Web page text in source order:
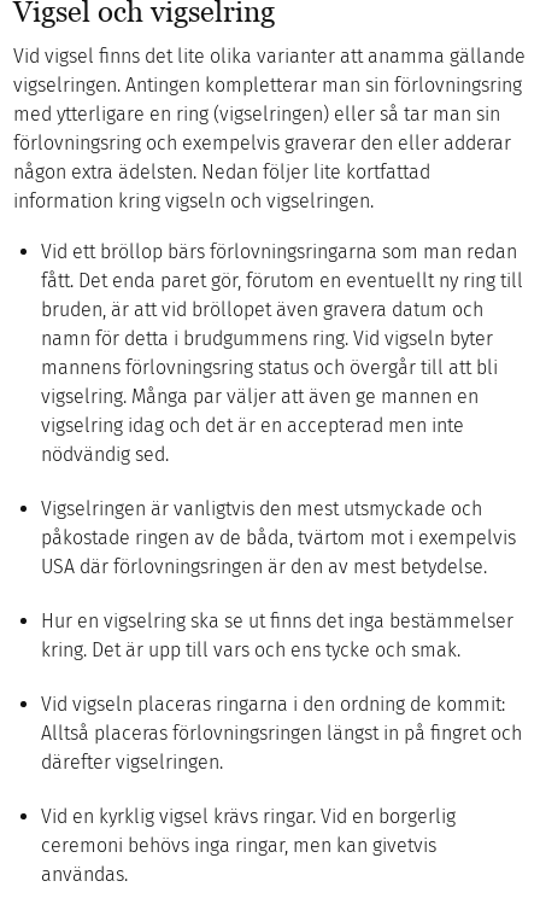
Vigsel och vigselring
Vid vigsel finns det lite olika varianter att anamma gällande
vigselringen. Antingen kompletterar man sin förlovningsring
med ytterligare en ring (vigselringen) eller så tar man sin
förlovningsring och exempelvis graverar den eller adderar
någon extra ädelsten. Nedan följer lite kortfattad
information kring vigseln och vigselringen.
Vid ett bröllop bärs förlovningsringarna som man redan
fått. Det enda paret gör, förutom en eventuellt ny ring till
bruden, är att vid bröllopet även gravera datum och
namn för detta i brudgummens ring. Vid vigseln byter
mannens förlovningsring status och övergår till att bli
vigselring. Många par väljer att även ge mannen en
vigselring idag och det är en accepterad men inte
nödvändig sed.
Vigselringen är vanligtvis den mest utsmyckade och
påkostade ringen av de båda, tvärtom mot i exempelvis
USA där förlovningsringen är den av mest betydelse.
Hur en vigselring ska se ut finns det inga bestämmelser
kring. Det är upp till vars och ens tycke och smak.
Vid vigseln placeras ringarna i den ordning de kommit:
Alltså placeras förlovningsringen längst in på fingret och
därefter vigselringen.
Vid en kyrklig vigsel krävs ringar. Vid en borgerlig
ceremoni behövs inga ringar, men kan givetvis
användas.